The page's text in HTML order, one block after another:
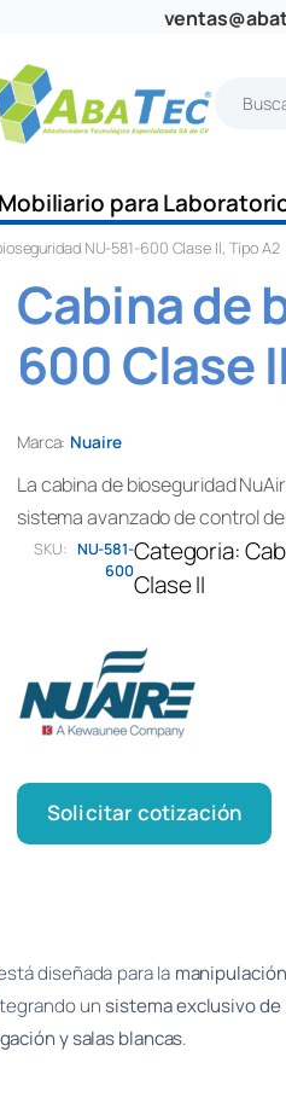
c
a
r
Mobiliario para
NU-581-600 Clase II, Tipo A2
Cabina de
600 Clase
Marca: Nuaire
La cabina de bioseguridad
sistema avanzado de control
SKU: NU-581-
600
Categoria:
Clase II
Solicitar cotización
diseñada para la
unsistema exclusivo
y salas blancas.